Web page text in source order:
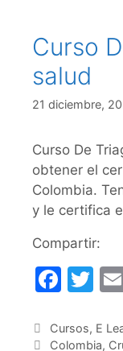
Curso
salud
21 diciembre,
Curso De
obtener el
Colombia.
y le certifica
Compartir:
F
c
T
itt
Categorías
Cursos, E
Etiquetas
Colombia,